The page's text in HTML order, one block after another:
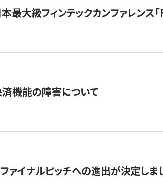
本最大級フィンテックカンファレン
済機能の障害について
イナルピッチへの進出が決定しま